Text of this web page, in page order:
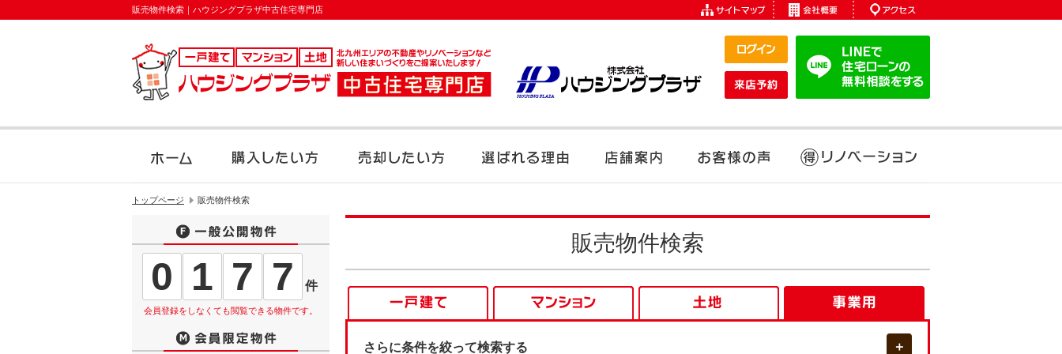
販売物件検索｜ハウジングプラザ中古住宅専門店
トップページ 販売物件検索
販売物件検索
さらに条件を絞って検索する
0 1 7 7 件
会員登録をしなくても閲覧できる物件です。